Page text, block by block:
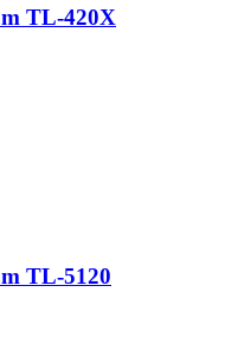
TL-420X
TL-5120